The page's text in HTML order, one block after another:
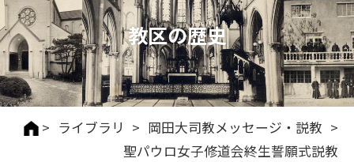
教区の歴史
> ライブラリ > 岡田大司教メッセージ・説教 >
聖パウロ女子修道会終生誓願式説教